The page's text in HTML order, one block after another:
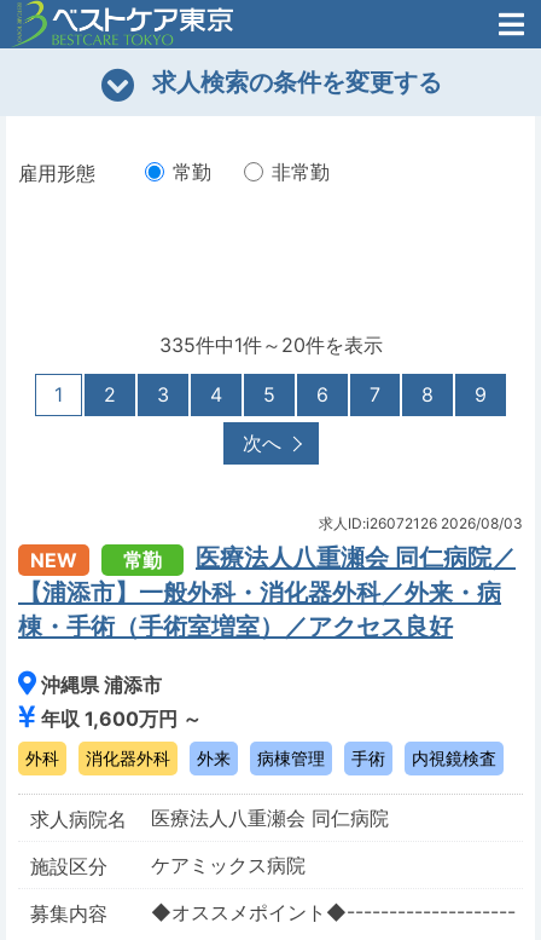
医師がはじめた
医師のための
転職支援のお問い合わせ 無料
求人検索の条件を変更する
雇用形態 常勤 非常勤
335件中1件～20件を表示
1 2 3 4 5 6 7 8
9
次へ
求人ID:i26072126 2026/08/03
NEW 常勤
医療法人八重瀬会 同仁病院／
【浦添市】一般外科・消化器外科／外来・病
棟・手術（手術室増室）／アクセス良好
沖縄県 浦添市
年収 1,600万円 ～
外科 消化器外科 外来 病棟管理 手術 内視鏡検査
求人病院名
医療法人八重瀬会 同仁病院
施設区分
ケアミックス病院
募集内容
◆オススメポイント◆--------------------